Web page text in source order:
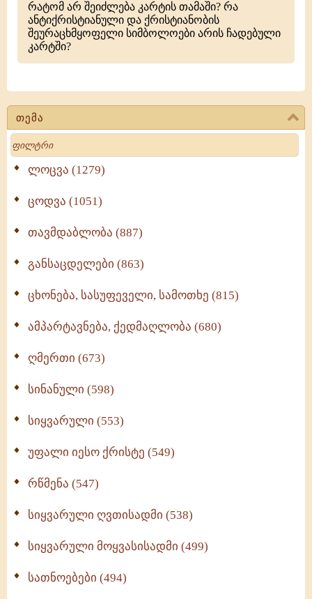
თემა
Search
ლოცვა (1279)
ცოდვა (1051)
თავმდაბლობა (887)
განსაცდელები (863)
ცხონება, სასუფეველი, სამოთხე (815)
ამპარტავნება, ქედმაღლობა (680)
ღმერთი (673)
სინანული (598)
სიყვარული (553)
უფალი იესო ქრისტე (549)
რწმენა (547)
სიყვარული ღვთისადმი (538)
სიყვარული მოყვასისადმი (499)
სათნოებები (494)
რატომ არ შეიძლება კარტის თამაში? რა
ანტიქრისტიანული და ქრისტიანობის
შეურაცხმყოფელი სიმბოლოები არის ჩადებული
კარტში?